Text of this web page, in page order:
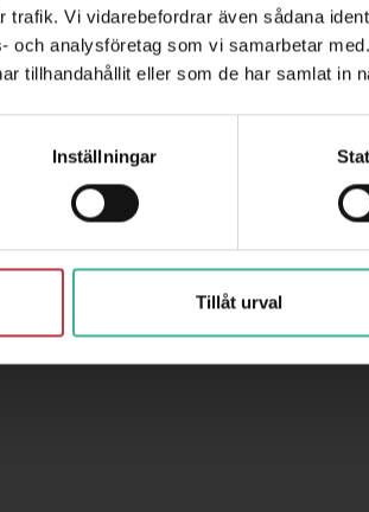
Vi vidarebefordrar även sådana
och analysföretag som vi samarbetar
tillhandahållit eller som de har samlat in
Inställningar
Tillåt urval